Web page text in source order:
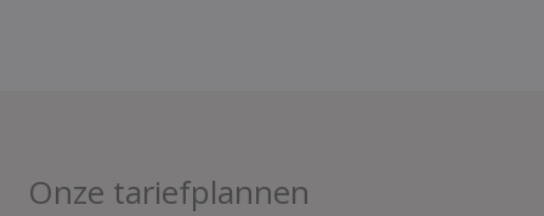
Onze tariefplannen